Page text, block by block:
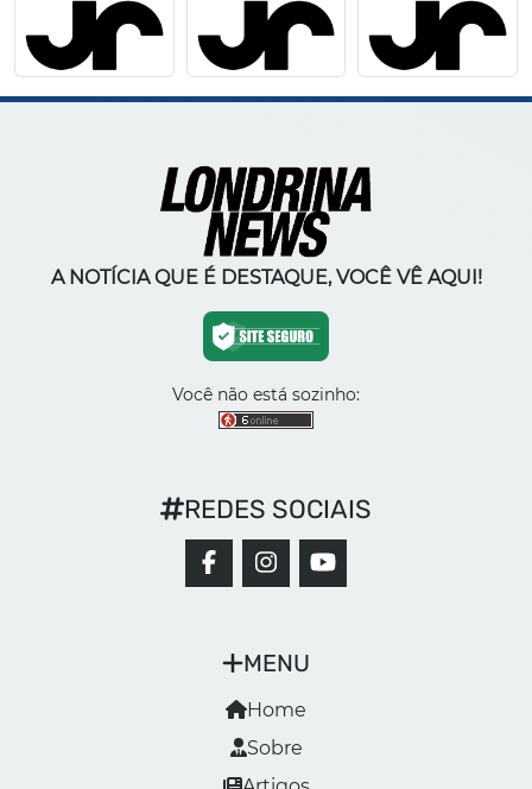
A NOTÍCIA QUE É DESTAQUE, VOCÊ VÊ AQUI!
Você não está sozinho:
MENU
Home
Sobre
REDES SOCIAIS